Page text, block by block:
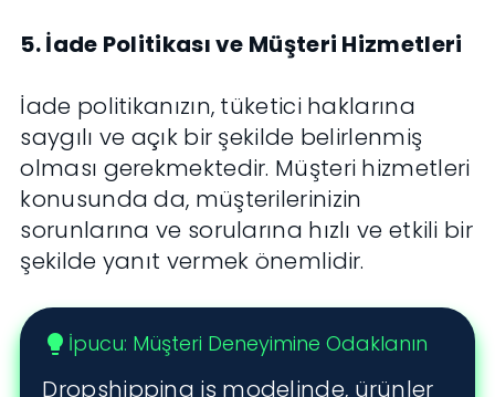
5. İade Politikası ve Müşteri Hizmetleri
İade politikanızın, tüketici haklarına
saygılı ve açık bir şekilde belirlenmiş
olması gerekmektedir. Müşteri hizmetleri
konusunda da, müşterilerinizin
sorunlarına ve sorularına hızlı ve etkili bir
şekilde yanıt vermek önemlidir.
lightbulb İpucu: Müşteri Deneyimine Odaklanın
Dropshipping iş modelinde, ürünler